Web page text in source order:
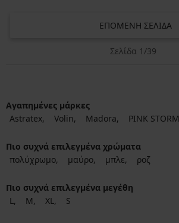
ΕΠΌΜΕΝΗ ΣΕΛΊΔΑ
Σελίδα 1/39
Αγαπημένες μάρκες
Astratex
Volin Madora PINK STORM
Πιο συχνά επιλεγμένα χρώματα
πολύχρωμο
μαύρο μπλε ροζ
Πιο συχνά επιλεγμένα μεγέθη
L
M XL S